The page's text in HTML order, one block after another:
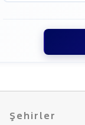
Şehirler